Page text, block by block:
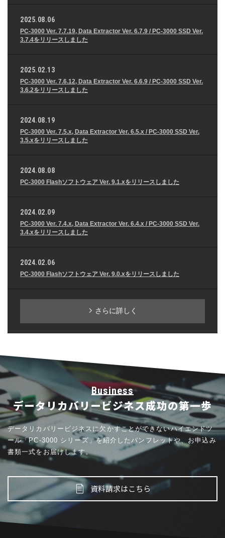
2025.08.06
PC-3000 Ver. 7.7.19, Data Extractor Ver. 6.7.9 / PC-3000 SSD Ver.
3.7.4をリリースしました
2025.02.13
PC-3000 Ver. 7.6.12, Data Extractor Ver. 6.6.9 / PC-3000 SSD Ver.
3.6.2をリリースしました
2024.08.19
PC-3000 Ver. 7.5.x, Data Extractor Ver. 6.5.x / PC-3000 SSD Ver.
3.5.xをリリースしました
2024.08.08
PC-3000 Flashソフトウェア Ver. 9.1.xをリリースしました
2024.02.09
PC-3000 Ver. 7.4.x, Data Extractor Ver. 6.4.x / PC-3000 SSD Ver.
3.4.xをリリースしました
2024.02.06
PC-3000 Flashソフトウェア Ver. 9.0.xをリリースしました
さらに詳しく
Business
データリカバリービジネス成功の第一歩
データリカバリービジネスに欠かすことができないハイエンドツ
ール「PC-3000 シリーズ」を紹介したパンフレットや、お申込み
書類一式をお届けします。
資料請求はこちら